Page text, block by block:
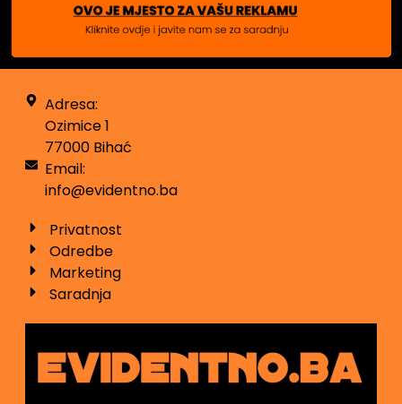
Adresa:
Ozimice 1
77000 Bihać
Email:
info@evidentno.ba
Privatnost
Odredbe
Marketing
Saradnja